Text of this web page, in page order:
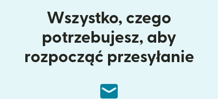
Wszystko, czego
potrzebujesz, aby
rozpocząć przesyłanie